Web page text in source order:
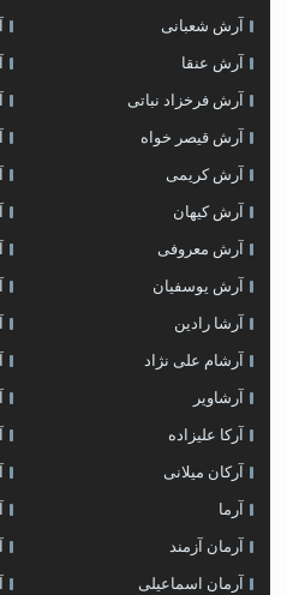
آرش شعبانی
آرش عنقا
آرش فرخزاد نباتی
آرش قیصر خواه
آرش کریمی
آرش کیهان
آرش معروفی
آرش یوسفیان
آرشا رادین
آرشام علی نژاد
آرشاویر
آرکا علیزاده
آرکان میلانی
آرما
آرمان آزمند
آرمان اسماعیلی